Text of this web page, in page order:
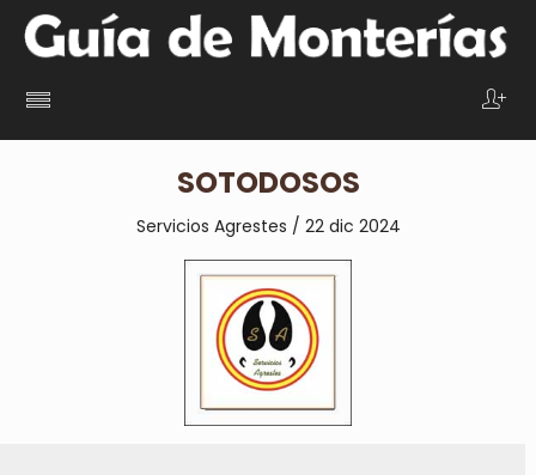
SOTODOSOS
Servicios Agrestes / 22 dic 2024